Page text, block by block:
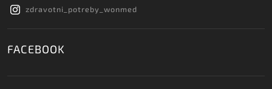
zdravotni_potreby_wonmed
FACEBOOK